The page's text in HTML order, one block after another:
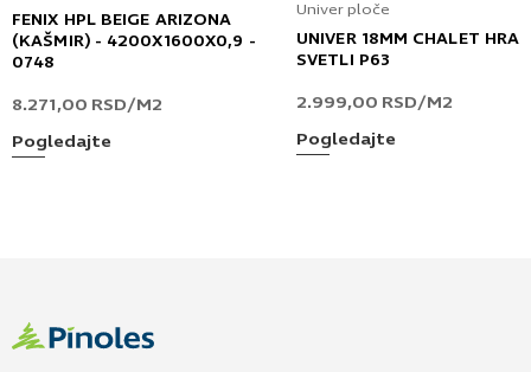
FENIX HPL BEIGE ARIZONA
(KAŠMIR) - 4200X1600X0,9 -
0748
8.271,00 RSD/M2
Pogledajte
Univer ploče
UNIVER 18MM CHALET
SVETLI P63
2.999,00 RSD/M2
Pogledajte